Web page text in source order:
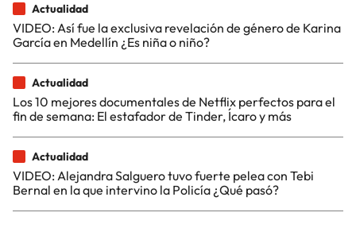
Actualidad
VIDEO: Así fue la exclusiva revelación de género de Karina
García en Medellín ¿Es niña o niño?
Actualidad
Los 10 mejores documentales de Netflix perfectos para el
fin de semana: El estafador de Tinder, Ícaro y más
Actualidad
VIDEO: Alejandra Salguero tuvo fuerte pelea con Tebi
Bernal en la que intervino la Policía ¿Qué pasó?